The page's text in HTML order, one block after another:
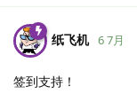
纸飞机 6 7月
签到支持！